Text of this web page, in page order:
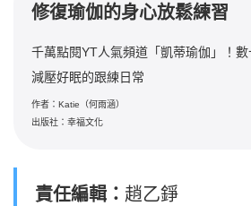
修復瑜伽的身心放鬆練習
千萬點閱YT人氣頻道「凱蒂瑜伽」！數
減壓好眠的跟練日常
作者：Katie（何雨涵）
出版社：幸福文化
責任編輯： 趙乙錚